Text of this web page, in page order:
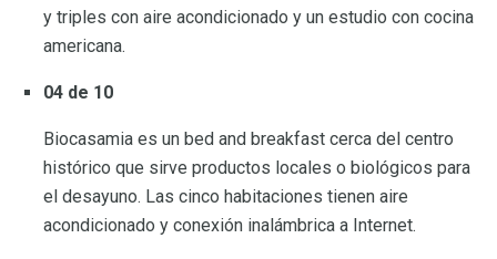
y triples con aire acondicionado y un estudio con cocina
americana.
04 de 10
Biocasamia es un bed and breakfast cerca del centro
histórico que sirve productos locales o biológicos para
el desayuno. Las cinco habitaciones tienen aire
acondicionado y conexión inalámbrica a Internet.